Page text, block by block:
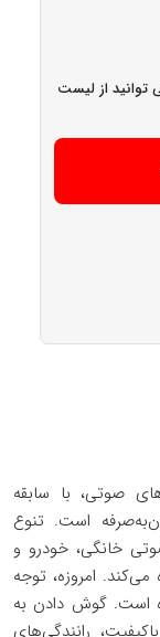
از لیست
صوتی، با سابقه
است. تنوع
خانگی، خودرو و
امروزه، توجه
است. گوش دادن به
رانندگی‌های